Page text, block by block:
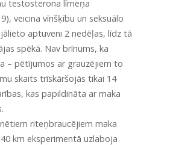
testosterona līmeņa
veicina vīrišķību un seksuālo
aptuveni 2 nedēļas, līdz tā
spēkā. Nav brīnums, ka
– pētījumos ar grauzējiem to
skaits trīskāršojās tikai 14
kas papildināta ar maka
riteņbraucējiem maka
km eksperimentā uzlaboja